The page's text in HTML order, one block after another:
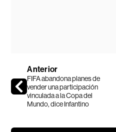
Anterior
FIFA abandona planes de
vender una participación
vinculada a la Copa del
Mundo, dice Infantino